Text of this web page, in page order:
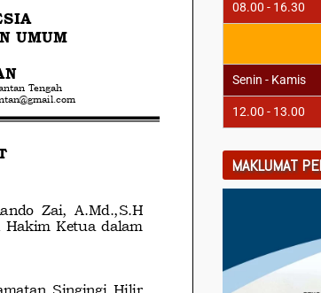
08.00 - 16.30
Senin - Kamis
12.00 - 13.00
MAKLUMAT